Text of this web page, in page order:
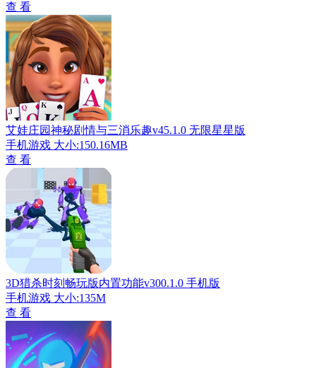
查 看
艾娃庄园神秘剧情与三消乐趣v45.1.0 无限星星版
手机游戏 大小:150.16MB
查 看
3D猎杀时刻畅玩版内置功能v300.1.0 手机版
手机游戏 大小:135M
查 看